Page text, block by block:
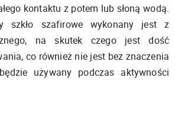
kontaktu z potem lub słoną wodą.
szkło szafirowe wykonany jest z
na skutek czego jest dość
co również nie jest bez znaczenia
używany podczas aktywności